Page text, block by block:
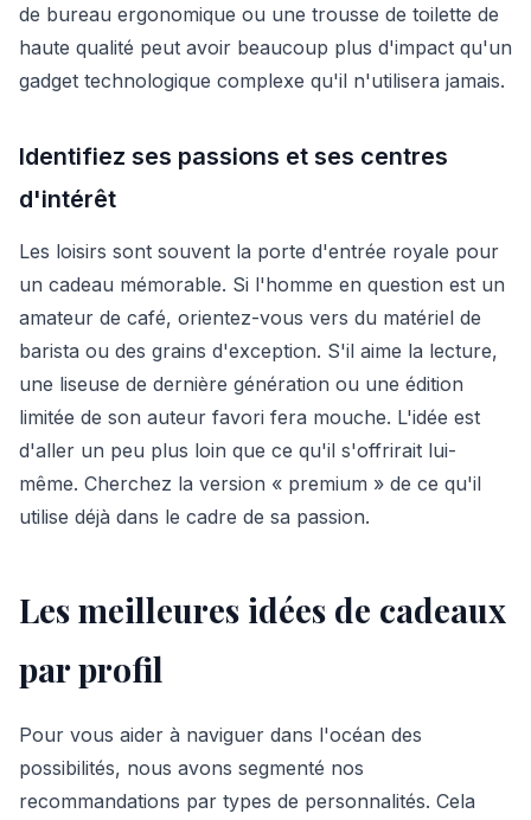
de bureau ergonomique ou une trousse de toilette de
haute qualité peut avoir beaucoup plus d'impact qu'un
gadget technologique complexe qu'il n'utilisera jamais.
Identifiez ses passions et ses centres
d'intérêt
Les loisirs sont souvent la porte d'entrée royale pour
un cadeau mémorable. Si l'homme en question est un
amateur de café, orientez-vous vers du matériel de
barista ou des grains d'exception. S'il aime la lecture,
une liseuse de dernière génération ou une édition
limitée de son auteur favori fera mouche. L'idée est
d'aller un peu plus loin que ce qu'il s'offrirait lui-
même. Cherchez la version « premium » de ce qu'il
utilise déjà dans le cadre de sa passion.
Les meilleures idées de cadeaux
par profil
Pour vous aider à naviguer dans l'océan des
possibilités, nous avons segmenté nos
recommandations par types de personnalités. Cela